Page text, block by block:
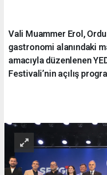
Vali Muammer Erol,
gastronomi alanındaki
amacıyla düzenlenen
Festivali’nin açılış